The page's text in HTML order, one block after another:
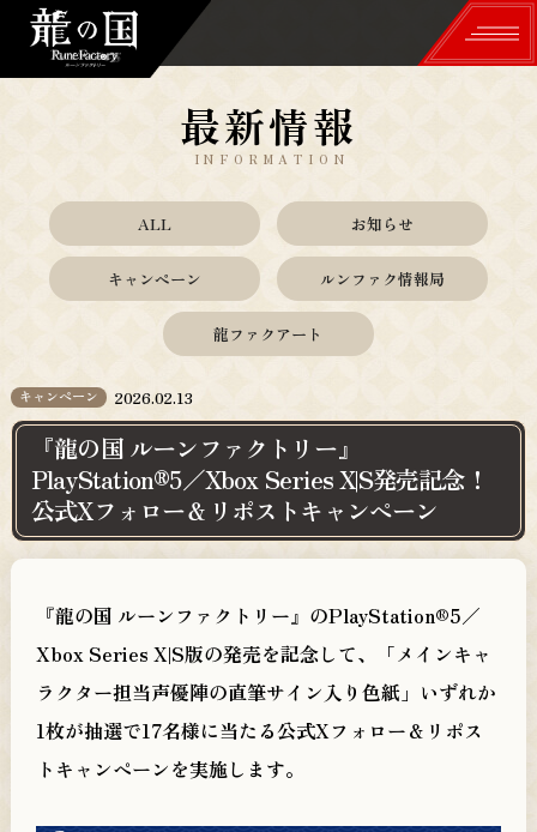
TOP
世界観
WORLD
冒険＆生活
ADVENTURE & LIFE
舞＆里山づくり
DANCE & VILLAGE
登場人物
CHARACTERS
製品情報
店舗別購入特典
日本語 繁體中文
最新情報
INFORMATION
ALL お知らせ
キャンペーン ルンファク情報局
龍ファクアート
キャンペーン 2026.02.13
『龍の国 ルーンファクトリー』
PlayStation®5／Xbox Series X|S発売記念！
公式Xフォロー＆リポストキャンペーン
『龍の国 ルーンファクトリー』のPlayStation®5／
Xbox Series X|S版の発売を記念して、「メインキャ
ラクター担当声優陣の直筆サイン入り色紙」いずれか
1枚が抽選で17名様に当たる公式Xフォロー＆リポス
トキャンペーンを実施します。